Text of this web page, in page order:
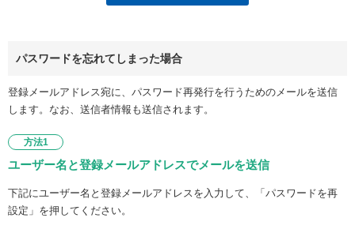
パスワードを忘れてしまった場合
登録メールアドレス宛に、パスワード再発行を行うためのメールを送信
します。なお、送信者情報も送信されます。
方法1
ユーザー名と登録メールアドレスでメールを送信
下記にユーザー名と登録メールアドレスを入力して、「パスワードを再
設定」を押してください。